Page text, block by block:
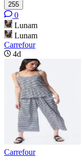
255
0
Lunam
Lunam
Carrefour
4d
Carrefour